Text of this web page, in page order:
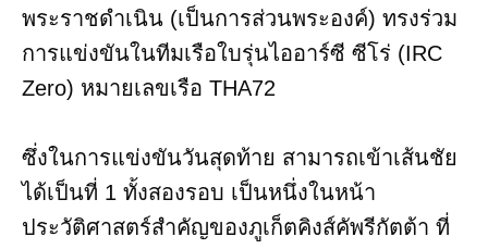
พระราชดำเนิน (เป็นการส่วนพระองค์) ทรงร่วม
การแข่งขันในทีมเรือใบรุ่นไออาร์ซี ซีโร่ (IRC
Zero) หมายเลขเรือ THA72
ซึ่งในการแข่งขันวันสุดท้าย สามารถเข้าเส้นชัย
ได้เป็นที่ 1 ทั้งสองรอบ เป็นหนึ่งในหน้า
ประวัติศาสตร์สำคัญของภูเก็ตคิงส์คัพรีกัตต้า ที่